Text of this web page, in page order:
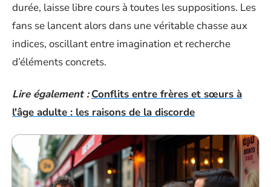
durée, laisse libre cours à toutes les suppositions. Les
fans se lancent alors dans une véritable chasse aux
indices, oscillant entre imagination et recherche
d’éléments concrets.
Lire également : Conflits entre frères et sœurs à
l'âge adulte : les raisons de la discorde